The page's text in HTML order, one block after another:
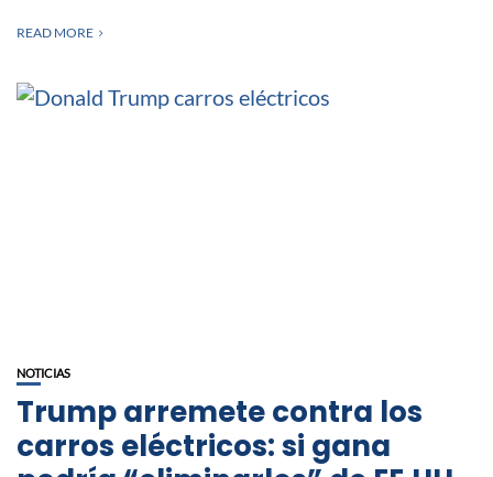
READ MORE
NOTICIAS
Trump arremete contra los
carros eléctricos: si gana